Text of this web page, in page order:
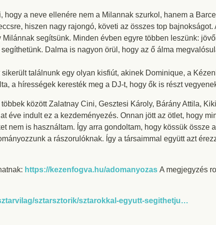
hogy a neve ellenére nem a Milannak szurkol, hanem a
hiszen nagy rajongó, követi az összes top bajnokságot.
segítsünk. Minden évben egyre többen leszünk:
Dalma is nagyon örül, hogy az ő álma
találnunk egy olyan kisfiút, akinek Dominique, a
a hírességek keresték meg a DJ-t, hogy ők is részt
között Zalatnay Cini, Gesztesi Károly, Bárány Attila,
éve indult ez a kezdeményezés. Onnan jött az ötlet, hogy
nem is használtam. Így arra gondoltam, hogy kössük össze
a rászorulóknak. Így a társaimmal együtt azt
https://kezenfogva.hu/adomanyozas A megjegyzés
sztarsztorik/sztarokkal-egyutt-segithetju…